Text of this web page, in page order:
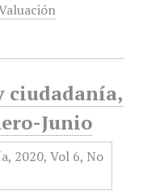
ciudadanía,
Junio